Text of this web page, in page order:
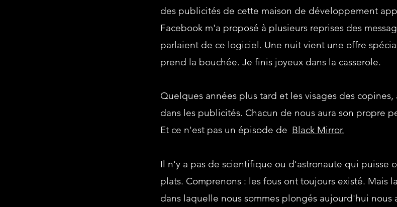
des publicités de cette maison de développement
Facebook m'a proposé à plusieurs reprises des
parlaient de ce logiciel. Une nuit vient une offre
prend la bouchée. Je finis joyeux dans la casserole.
Quelques années plus tard et les visages des
dans les publicités. Chacun de nous aura son propre
Et ce n'est pas un épisode de Black Mirror.
Il n'y a pas de scientifique ou d'astronaute qui puisse
plats. Comprenons : les fous ont toujours existé. Mais
dans laquelle nous sommes plongés aujourd'hui nous